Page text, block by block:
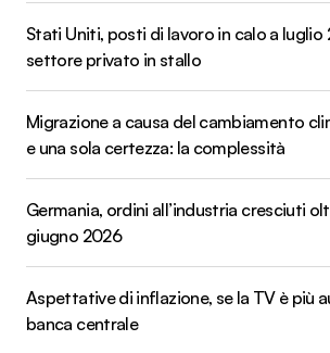
Stati Uniti, posti di lavoro in calo a luglio
settore privato in stallo
Migrazione a causa del cambiamento
e una sola certezza: la complessità
Germania, ordini all’industria cresciuti
giugno 2026
Aspettative di inflazione, se la TV è più
banca centrale